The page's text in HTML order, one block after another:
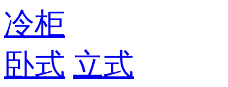
冷柜
卧式 立式